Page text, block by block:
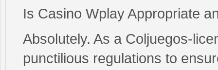
Is Casino Wplay Appropriate
Absolutely. As a Coljuegos-
punctilious regulations to